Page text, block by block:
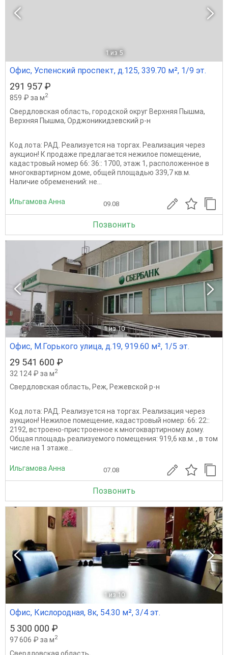
1 из 5
Офис, Успенский проспект, д.125, 339.70 м², 1/9 эт.
291 957 ₽
859 ₽ за м2
Свердловская область, городской округ Верхняя Пышма,
Верхняя Пышма, Орджоникидзевский р-н
Код лота: РАД. Реализуется на торгах. Реализация через
аукцион! К продаже предлагается нежилое помещение,
кадастровый номер 66: 36:: 1700, этаж 1, расположенное в
многоквартирном доме, общей площадью 339,7 кв.м.
Наличие обременений: не...
Ильгамова Анна 09.08
Позвонить
1 из 10
Офис, М.Горького улица, д.19, 919.60 м², 1/5 эт.
29 541 600 ₽
32 124 ₽ за м2
Свердловская область, Реж, Режевской р-н
Код лота: РАД. Реализуется на торгах. Реализация через
аукцион! Нежилое помещение, кадастровый номер: 66: 22::
2192, встроено-пристроенное к многоквартирному дому.
Общая площадь реализуемого помещения: 919,6 кв.м. , в том
числе на 1 этаже...
Ильгамова Анна 07.08
Позвонить
1 из 10
Офис, Кислородная, 8к, 54.30 м², 3/4 эт.
5 300 000 ₽
97 606 ₽ за м2